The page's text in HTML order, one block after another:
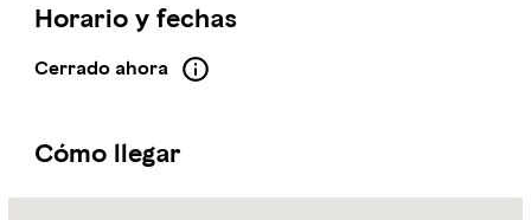
Horario y fechas
Cerrado ahora
Cómo llegar